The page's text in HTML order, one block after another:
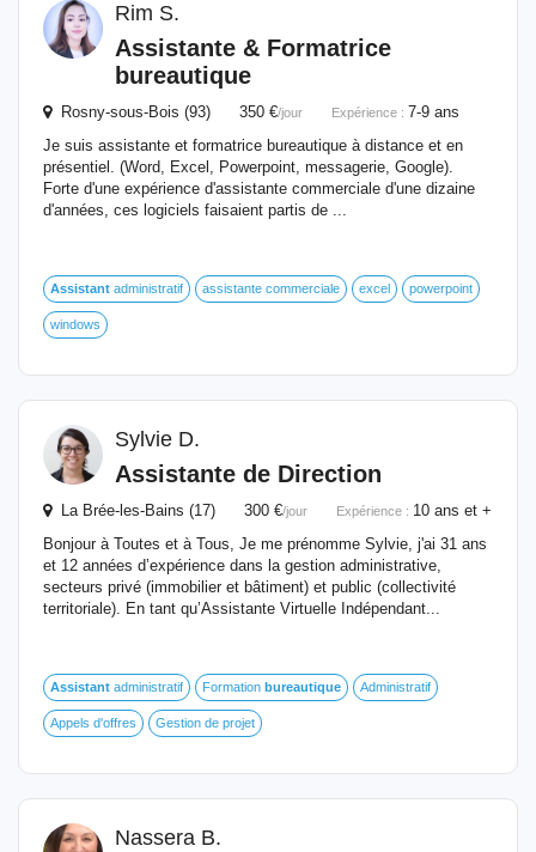
Rim S.
Assistante & Formatrice
bureautique
Rosny-sous-Bois (93) 350 €/jour Expérience : 7-9 ans
Je suis assistante et formatrice bureautique à distance et en
présentiel. (Word, Excel, Powerpoint, messagerie, Google).
Forte d'une expérience d'assistante commerciale d'une dizaine
d'années, ces logiciels faisaient partis de ...
Assistant administratif assistante commerciale excel powerpoint
windows
Sylvie D.
Assistante de Direction
La Brée-les-Bains (17) 300 €/jour Expérience : 10 ans et +
Bonjour à Toutes et à Tous, Je me prénomme Sylvie, j'ai 31 ans
et 12 années d’expérience dans la gestion administrative,
secteurs privé (immobilier et bâtiment) et public (collectivité
territoriale). En tant qu’Assistante Virtuelle Indépendant...
Assistant administratif Formation bureautique Administratif
Appels d'offres Gestion de projet
Nassera B.